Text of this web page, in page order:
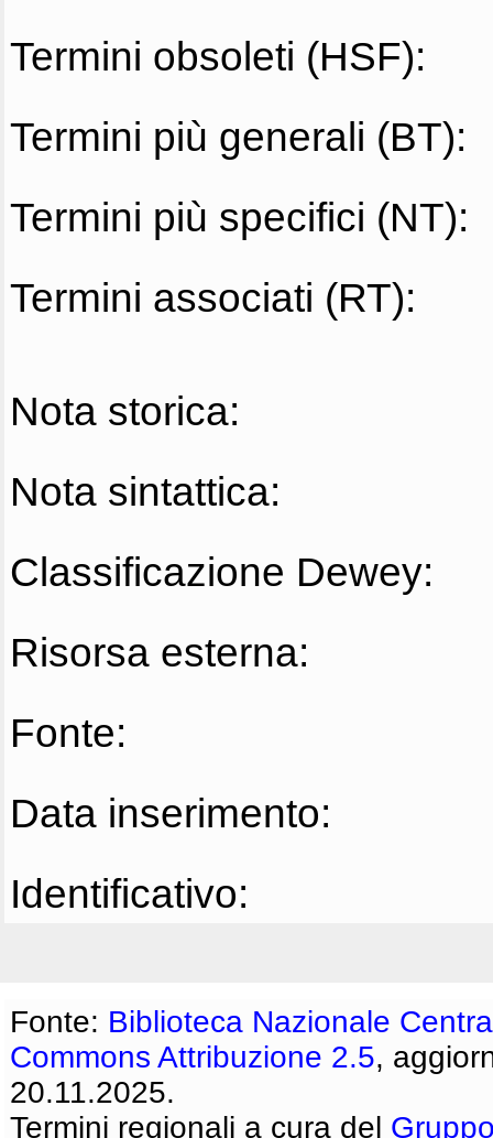
Termini obsoleti (HSF):
Termini più generali (BT):
Termini più specifici (NT):
Termini associati (RT):
Nota storica:
Nota sintattica:
Classificazione Dewey:
Risorsa esterna:
Fonte:
Data inserimento:
Identificativo:
Fonte: Biblioteca Nazionale
Commons Attribuzione 2.5,
20.11.2025.
Termini regionali a cura del